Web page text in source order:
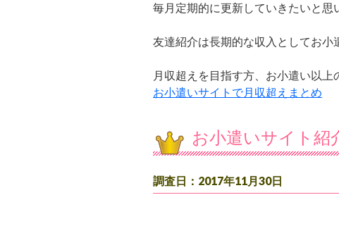
毎月定期的に更新していきたいと思
友達紹介は長期的な収入としてお小
月収超えを目指す方、お小遣い以
お小遣いサイトで月収超えまとめ
お小遣いサイト紹
調査日：2017年11月30日